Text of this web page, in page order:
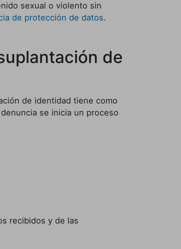
sexual o violento sin
de protección de datos.
de
de identidad tiene como
se inicia un proceso
recibidos y de las